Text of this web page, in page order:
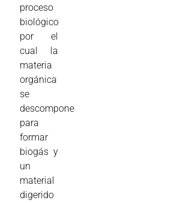
proceso
biológico
por el
cual la
materia
orgánica
se
descompone
para
formar
biogás y
un
material
digerido